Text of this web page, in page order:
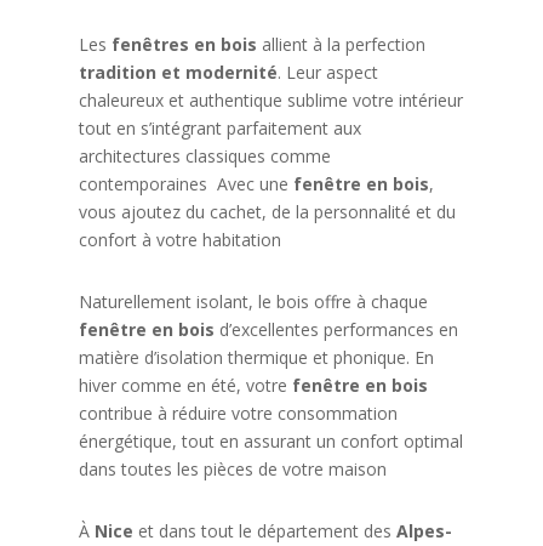
Les fenêtres en bois allient à la perfection
tradition et modernité. Leur aspect
chaleureux et authentique sublime votre intérieur
tout en s’intégrant parfaitement aux
architectures classiques comme
contemporaines Avec une fenêtre en bois,
vous ajoutez du cachet, de la personnalité et du
confort à votre habitation
Naturellement isolant, le bois offre à chaque
fenêtre en bois d’excellentes performances en
matière d’isolation thermique et phonique. En
hiver comme en été, votre fenêtre en bois
contribue à réduire votre consommation
énergétique, tout en assurant un confort optimal
dans toutes les pièces de votre maison
À Nice et dans tout le département des Alpes-